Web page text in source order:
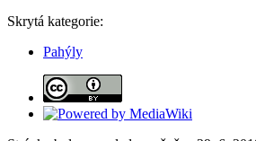
Skrytá kategorie:
Pahýly